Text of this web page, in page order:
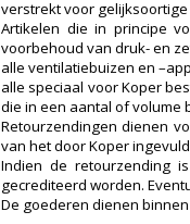
verstrekt voor
Artikelen die in principe
voorbehoud van druk- en
alle ventilatiebuizen en
alle speciaal voor Koper
die in een aantal of volume
Retourzendingen dienen
van het door Koper
Indien de retourzending
gecrediteerd worden.
De goederen dienen